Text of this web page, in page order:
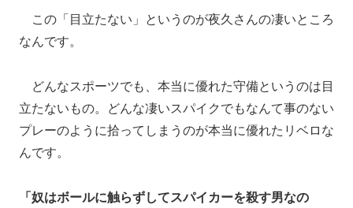
この「目立たない」というのが夜久さんの凄いところ
なんです。
どんなスポーツでも、本当に優れた守備というのは目
立たないもの。どんな凄いスパイクでもなんて事のない
プレーのように拾ってしまうのが本当に優れたリベロな
んです。
「奴はボールに触らずしてスパイカーを殺す男なの